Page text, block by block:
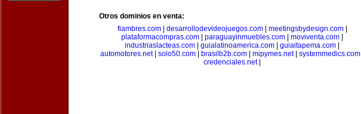
Otros dominios en venta:
fiambres.com| desarrollodevideojuegos.com| meetingsbydesign.com|
plataformacompras.com
paraguayinmuebles.com moviventa.com
industriaslacteas.com
guialatinoamerica.com guiaitapema.com
automotores.net| solo50.com brasilb2b.com mipymes.net| systemmedics.com
credenciales.net|